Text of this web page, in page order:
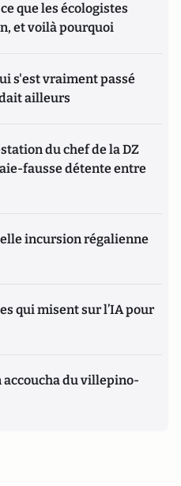
que les écologistes
et voilà pourquoi
s'est vraiment passé
ailleurs
du chef de la DZ
fausse détente entre
incursion régalienne
qui misent sur l’IA pour
du villepino-